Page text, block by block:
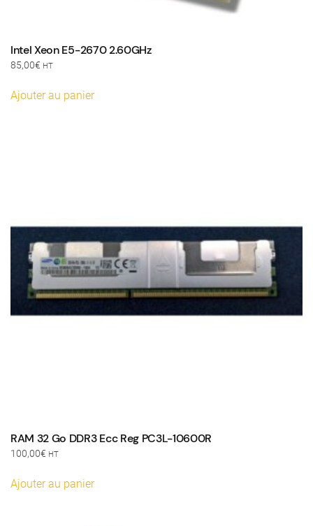
Intel Xeon E5-2670 2.60GHz
85,00€ HT
Ajouter au panier
RAM 32 Go DDR3 Ecc Reg PC3L-10600R
100,00€ HT
Ajouter au panier